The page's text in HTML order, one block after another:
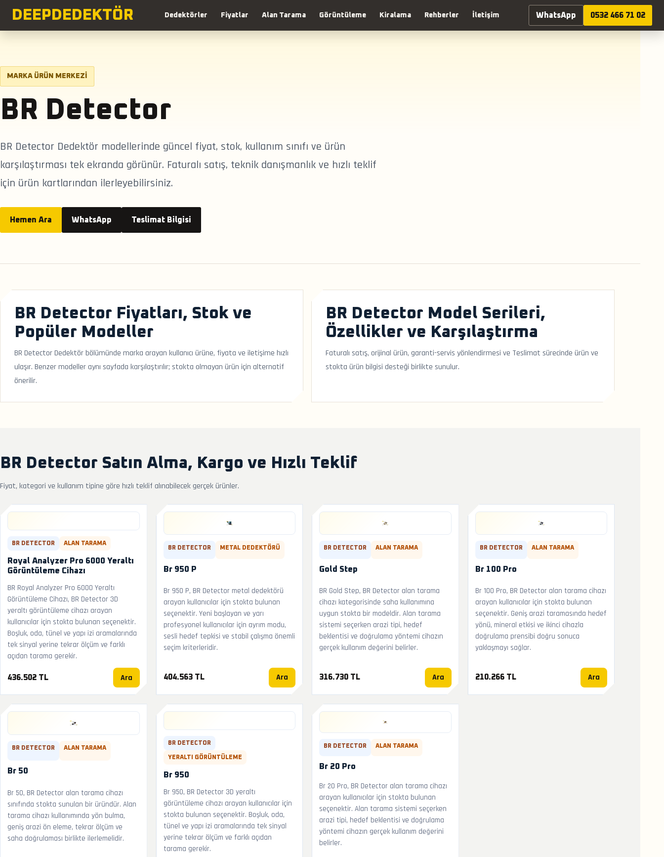
DEEP DEDEKTÖR Dedektörler Fiyatlar Alan Tarama Görüntüleme Kiralama Rehberler İletişim WhatsApp 0532 466 71 02
MARKA ÜRÜN MERKEZI
BR Detector
BR Detector Dedektör modellerinde güncel fiyat, stok, kullanım sınıfı ve ürün
karşılaştırması tek ekranda görünür. Faturalı satış, teknik danışmanlık ve hızlı teklif
için ürün kartlarından ilerleyebilirsiniz.
Hemen Ara WhatsApp Teslimat Bilgisi
BR Detector Fiyatları, Stok ve
Popüler Modeller
BR Detector Dedektör bölümünde marka arayan kullanıcı ürüne, fiyata ve iletişime hızlı
ulaşır. Benzer modeller aynı sayfada karşılaştırılır; stokta olmayan ürün için alternatif
önerilir.
BR Detector Model Serileri,
Özellikler ve Karşılaştırma
Faturalı satış, orijinal ürün, garanti-servis yönlendirmesi ve Teslimat sürecinde ürün ve
stokta ürün bilgisi desteği birlikte sunulur.
BR Detector Satın Alma, Kargo ve Hızlı Teklif
Fiyat, kategori ve kullanım tipine göre hızlı teklif alınabilecek gerçek ürünler.
BR DETECTOR ALAN TARAMA
Royal Analyzer Pro 6000 Yeraltı
Görüntüleme Cihazı
BR Royal Analyzer Pro 6000 Yeraltı
Görüntüleme Cihazı, BR Detector 3D
yeraltı görüntüleme cihazı arayan
kullanıcılar için stokta bulunan seçenektir.
Boşluk, oda, tünel ve yapı izi aramalarında
tek sinyal yerine tekrar ölçüm ve farklı
açıdan tarama gerekir.
436.502 TL Ara
BR DETECTOR METAL DEDEKTÖRÜ
Br 950 P
Br 950 P, BR Detector metal dedektörü
arayan kullanıcılar için stokta bulunan
seçenektir. Yeni başlayan ve yarı
profesyonel kullanıcılar için ayrım modu,
sesli hedef tepkisi ve stabil çalışma önemli
seçim kriterleridir.
404.563 TL Ara
BR DETECTOR ALAN TARAMA
Gold Step
BR Gold Step, BR Detector alan tarama
cihazı kategorisinde saha kullanımına
uygun stokta bir modeldir. Alan tarama
sistemi seçerken arazi tipi, hedef
beklentisi ve doğrulama yöntemi cihazın
gerçek kullanım değerini belirler.
316.730 TL Ara
BR DETECTOR ALAN TARAMA
Br 100 Pro
Br 100 Pro, BR Detector alan tarama cihazı
arayan kullanıcılar için stokta bulunan
seçenektir. Geniş arazi taramasında hedef
yönü, mineral etkisi ve ikinci cihazla
doğrulama prensibi doğru sonuca
yaklaşmayı sağlar.
210.266 TL Ara
BR DETECTOR ALAN TARAMA
Br 50
Br 50, BR Detector alan tarama cihazı
sınıfında stokta sunulan bir üründür. Alan
tarama cihazı kullanımında yön bulma,
geniş arazi ön eleme, tekrar ölçüm ve
saha doğrulaması birlikte ilerlemelidir.
BR DETECTOR
YERALTI GÖRÜNTÜLEME
Br 950
Br 950, BR Detector 3D yeraltı
görüntüleme cihazı arayan kullanıcılar için
stokta bulunan seçenektir. Boşluk, oda,
tünel ve yapı izi aramalarında tek sinyal
yerine tekrar ölçüm ve farklı açıdan
tarama gerekir.
BR DETECTOR ALAN TARAMA
Br 20 Pro
Br 20 Pro, BR Detector alan tarama cihazı
arayan kullanıcılar için stokta bulunan
seçenektir. Alan tarama sistemi seçerken
arazi tipi, hedef beklentisi ve doğrulama
yöntemi cihazın gerçek kullanım değerini
belirler.